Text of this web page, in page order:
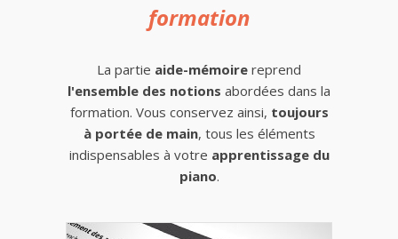
formation
La partie aide-mémoire reprend
l'ensemble des notions abordées dans la
formation. Vous conservez ainsi, toujours
à portée de main, tous les éléments
indispensables à votre apprentissage du
piano.